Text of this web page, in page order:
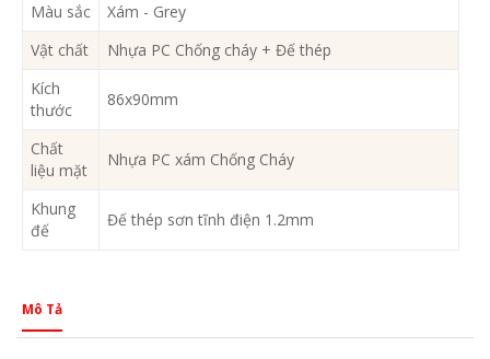
Màu sắc
Xám - Grey
Vật chất
Nhựa PC Chống cháy + Đế thép
Kích
thước
86x90mm
Chất
liệu mặt
Nhựa PC xám Chống Cháy
Khung
đế
Đế thép sơn tĩnh điện 1.2mm
Mô Tả